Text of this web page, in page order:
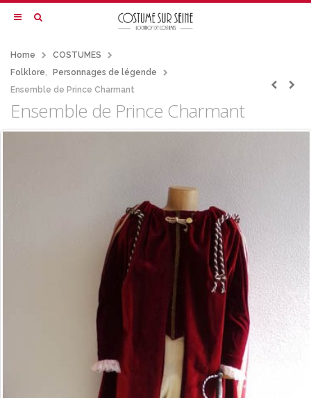
Home
COSTUMES
Folklore,
Personnages de légende
Ensemble de Prince Charmant
Ensemble de Prince Charmant